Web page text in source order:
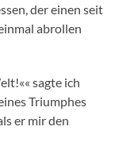
der einen seit
abrollen
sagte ich
Triumphes
er mir den